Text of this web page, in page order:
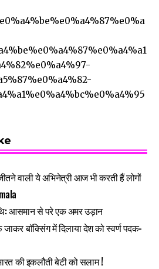
वाली ये अभिनेत्री आज भी करती हैं लोगों
आसमान से परे एक अमर उड़ान
जाकर बॉक्सिंग में दिलाया देश को स्वर्ण पदक-
की इकलौती बेटी को सलाम !